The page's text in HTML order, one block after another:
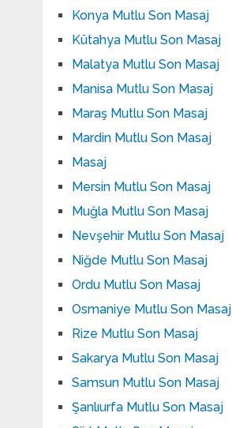
Konya Mutlu Son Masaj
Kütahya Mutlu Son Masaj
Malatya Mutlu Son Masaj
Manisa Mutlu Son Masaj
Maraş Mutlu Son Masaj
Mardin Mutlu Son Masaj
Masaj
Mersin Mutlu Son Masaj
Muğla Mutlu Son Masaj
Nevşehir Mutlu Son Masaj
Niğde Mutlu Son Masaj
Ordu Mutlu Son Masaj
Osmaniye Mutlu Son Masaj
Rize Mutlu Son Masaj
Sakarya Mutlu Son Masaj
Samsun Mutlu Son Masaj
Şanlıurfa Mutlu Son Masaj